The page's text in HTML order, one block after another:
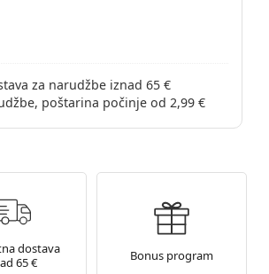
za narudžbe iznad 65 €
poštarina počinje od 2,99 €
dostava
65 €
Bonus program